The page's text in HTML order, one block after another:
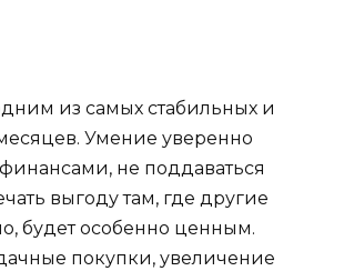
из самых стабильных и
Умение уверенно
не поддаваться
выгоду там, где другие
будет особенно ценным.
покупки, увеличение